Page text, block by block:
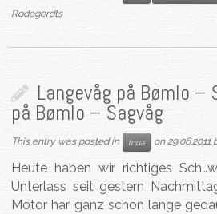
Rodegerdts
Langevåg på Bømlo –
på Bømlo – Sagvåg
This entry was posted in Inua on 29.06.2011
Heute haben wir richtiges
Unterlass seit gestern
Motor har ganz schön lange